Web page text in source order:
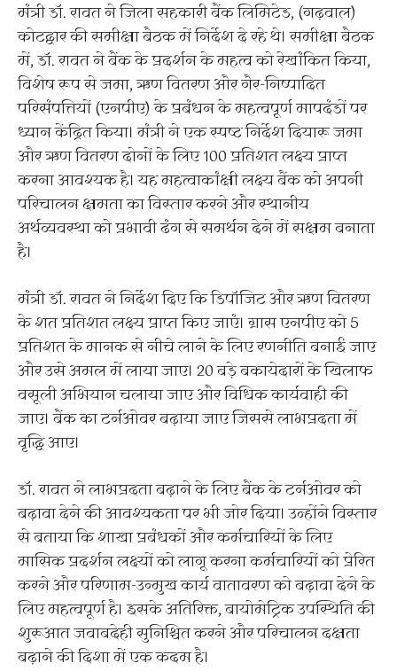
मंत्री डॉ. रावत ने जिला सहकारी बैंक लिमिटेड, (गढ़वाल)
कोटद्वार की समीक्षा बैठक में निर्देश दे रहे थे। समीक्षा बैठक
में, डॉ. रावत ने बैंक के प्रदर्शन के महत्व को रेखांकित किया,
विशेष रूप से जमा, ऋण वितरण और गैर-निष्पादित
परिसंपत्तियों (एनपीए) के प्रबंधन के महत्वपूर्ण मापदंडों पर
ध्यान केंद्रित किया। मंत्री ने एक स्पष्ट निर्देश दियारू जमा
और ऋण वितरण दोनों के लिए 100 प्रतिशत लक्ष्य प्राप्त
करना आवश्यक है। यह महत्वाकांक्षी लक्ष्य बैंक को अपनी
परिचालन क्षमता का विस्तार करने और स्थानीय
अर्थव्यवस्था को प्रभावी ढंग से समर्थन देने में सक्षम बनाता
है।
मंत्री डॉ. रावत ने निर्देश दिए कि डिपॉजिट और ऋण वितरण
के शत प्रतिशत लक्ष्य प्राप्त किए जाएं। ग्रास एनपीए को 5
प्रतिशत के मानक से नीचे लाने के लिए रणनीति बनाई जाए
और उसे अमल में लाया जाए। 20 बड़े बकायेदारों के खिलाफ
वसूली अभियान चलाया जाए और विधिक कार्यवाही की
जाए। बैंक का टर्नओवर बढ़ाया जाए जिससे लाभप्रदता में
वृद्धि आए।
डॉ. रावत ने लाभप्रदता बढ़ाने के लिए बैंक के टर्नओवर को
बढ़ावा देने की आवश्यकता पर भी जोर दिया। उन्होंने विस्तार
से बताया कि शाखा प्रबंधकों और कर्मचारियों के लिए
मासिक प्रदर्शन लक्ष्यों को लागू करना कर्मचारियों को प्रेरित
करने और परिणाम-उन्मुख कार्य वातावरण को बढ़ावा देने के
लिए महत्वपूर्ण है। इसके अतिरिक्त, बायोमेट्रिक उपस्थिति की
शुरूआत जवाबदेही सुनिश्चित करने और परिचालन दक्षता
बढ़ाने की दिशा में एक कदम है।